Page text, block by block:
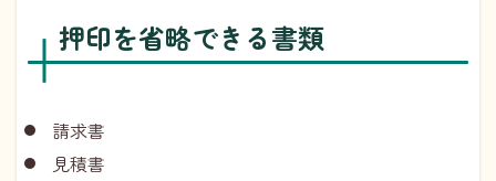
押印を省略できる書類
請求書
見積書